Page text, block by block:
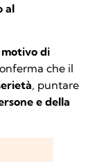
al
di
che il
, puntare
e della